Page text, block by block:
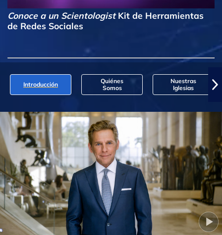
Conoce a un ScientologistKit de Herramientas
de Redes Sociales
Introducción
Quiénes
Somos
Nuestras
Iglesias